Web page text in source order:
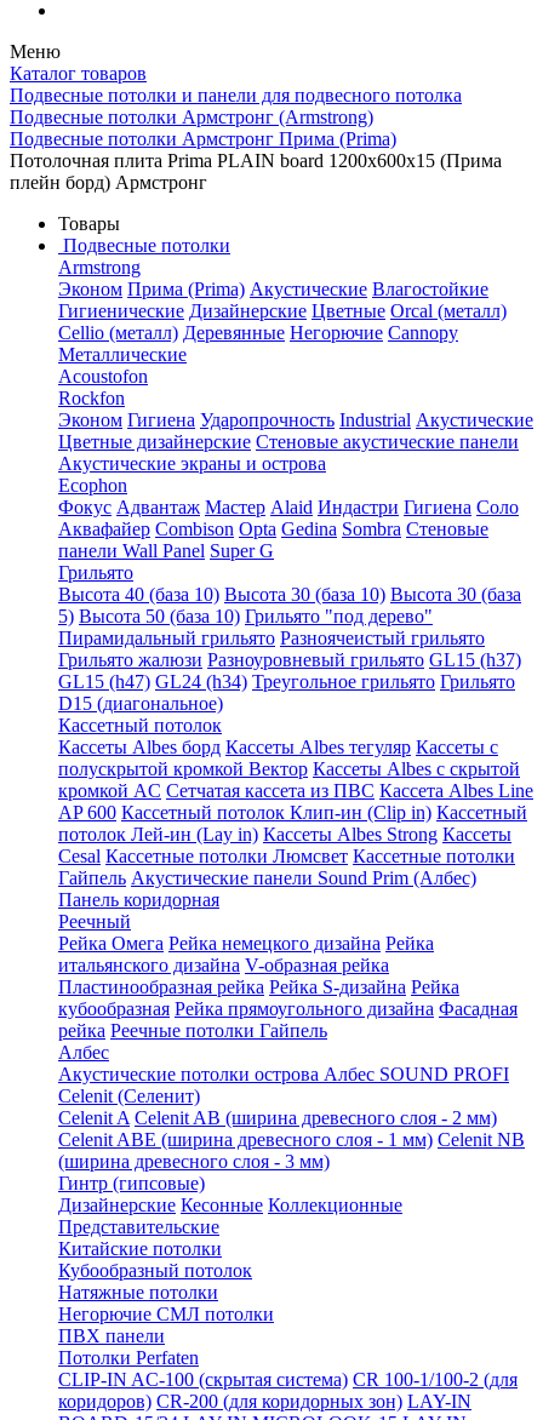
Меню
Каталог товаров
Подвесные потолки и панели для подвесного потолка
Подвесные потолки Армстронг (Armstrong)
Подвесные потолки Армстронг Прима (Prima)
Потолочная плита Prima PLAIN board 1200x600x15 (Прима
плейн борд) Армстронг
Товары
Подвесные потолки
Armstrong
Эконом Прима (Prima) Акустические Влагостойкие
Гигиенические Дизайнерские Цветные Orcal (металл)
Cellio (металл) Деревянные Негорючие Cannopy
Металлические
Acoustofon
Rockfon
Эконом Гигиена Ударопрочность Industrial Акустические
Цветные дизайнерские Стеновые акустические панели
Акустические экраны и острова
Ecophon
Фокус Адвантаж Мастер Alaid Индастри Гигиена Соло
Аквафайер Combison Opta Gedina Sombra Стеновые
панели Wall Panel Super G
Грильято
Высота 40 (база 10) Высота 30 (база 10) Высота 30 (база
5) Высота 50 (база 10) Грильято "под дерево"
Пирамидальный грильято Разноячеистый грильято
Грильято жалюзи Разноуровневый грильято GL15 (h37)
GL15 (h47) GL24 (h34) Треугольное грильято Грильято
D15 (диагональное)
Кассетный потолок
Кассеты Albes борд Кассеты Albes тегуляр Кассеты с
полускрытой кромкой Вектор Кассеты Albes с скрытой
кромкой AC Сетчатая кассета из ПВС Кассета Albes Line
AP 600 Кассетный потолок Клип-ин (Clip in) Кассетный
потолок Лей-ин (Lay in) Кассеты Albes Strong Кассеты
Cesal Кассетные потолки Люмсвет Кассетные потолки
Гайпель Акустические панели Sound Prim (Албес)
Панель коридорная
Реечный
Рейка Омега Рейка немецкого дизайна Рейка
итальянского дизайна V-образная рейка
Пластинообразная рейка Рейка S-дизайна Рейка
кубообразная Рейка прямоугольного дизайна Фасадная
рейка Реечные потолки Гайпель
Албес
Акустические потолки острова Албес SOUND PROFI
Celenit (Селенит)
Celenit A Celenit AB (ширина древесного слоя - 2 мм)
Celenit ABE (ширина древесного слоя - 1 мм) Celenit NB
(ширина древесного слоя - 3 мм)
Гинтр (гипсовые)
Дизайнерские Кесонные Коллекционные
Представительские
Китайские потолки
Кубообразный потолок
Натяжные потолки
Негорючие СМЛ потолки
ПВХ панели
Потолки Perfaten
CLIP-IN AC-100 (скрытая система) CR 100-1/100-2 (для
коридоров) CR-200 (для коридорных зон) LAY-IN